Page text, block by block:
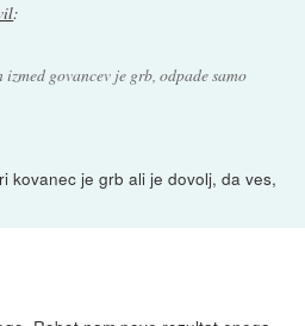
:
govancev je grb, odpade samo
kovanec je grb ali je dovolj, da ves,